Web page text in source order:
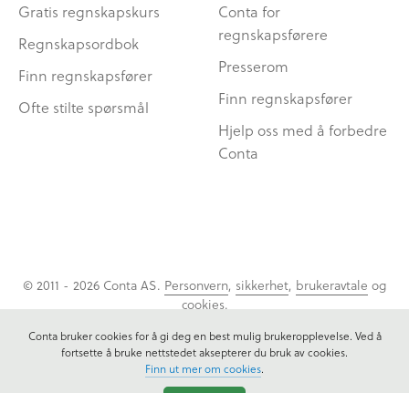
Gratis regnskapskurs
Regnskapsordbok
Finn regnskapsfører
Ofte stilte spørsmål
Conta for
regnskapsførere
Presserom
Finn regnskapsfører
Hjelp oss med å forbedre
Conta
© 2011 - 2026 Conta AS. Personvern, sikkerhet, brukeravtale og
cookies.
Conta bruker cookies for å gi deg en best mulig brukeropplevelse. Ved å
fortsette å bruke nettstedet aksepterer du bruk av cookies.
Finn ut mer om cookies.